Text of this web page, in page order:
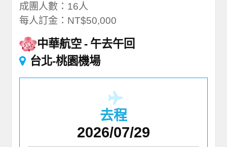
成團人數：16人
每人訂金：NT$50,000
中華航空
午去午回
台北-桃園機場
去程
2026/07/29